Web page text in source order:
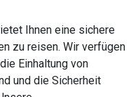
Ihnen eine sichere
zu reisen. Wir verfügen
Einhaltung von
und die Sicherheit